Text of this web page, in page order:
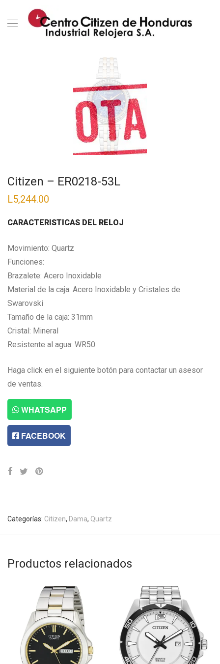
Citizen – ER0218-53L
L5,244.00
CARACTERISTICAS DEL RELOJ
Movimiento: Quartz
Funciones:
Brazalete: Acero Inoxidable
Material de la caja: Acero Inoxidable y Cristales de
Swarovski
Tamaño de la caja: 31mm
Cristal: Mineral
Resistente al agua: WR50
Haga click en el siguiente botón para contactar un asesor
de ventas.
WHATSAPP
FACEBOOK
Categorías: Citizen, Dama, Quartz
Productos relacionados